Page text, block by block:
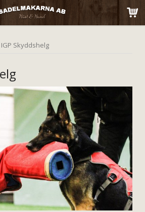
har blivit tillagd i varukorgen
IGP Skyddshelg